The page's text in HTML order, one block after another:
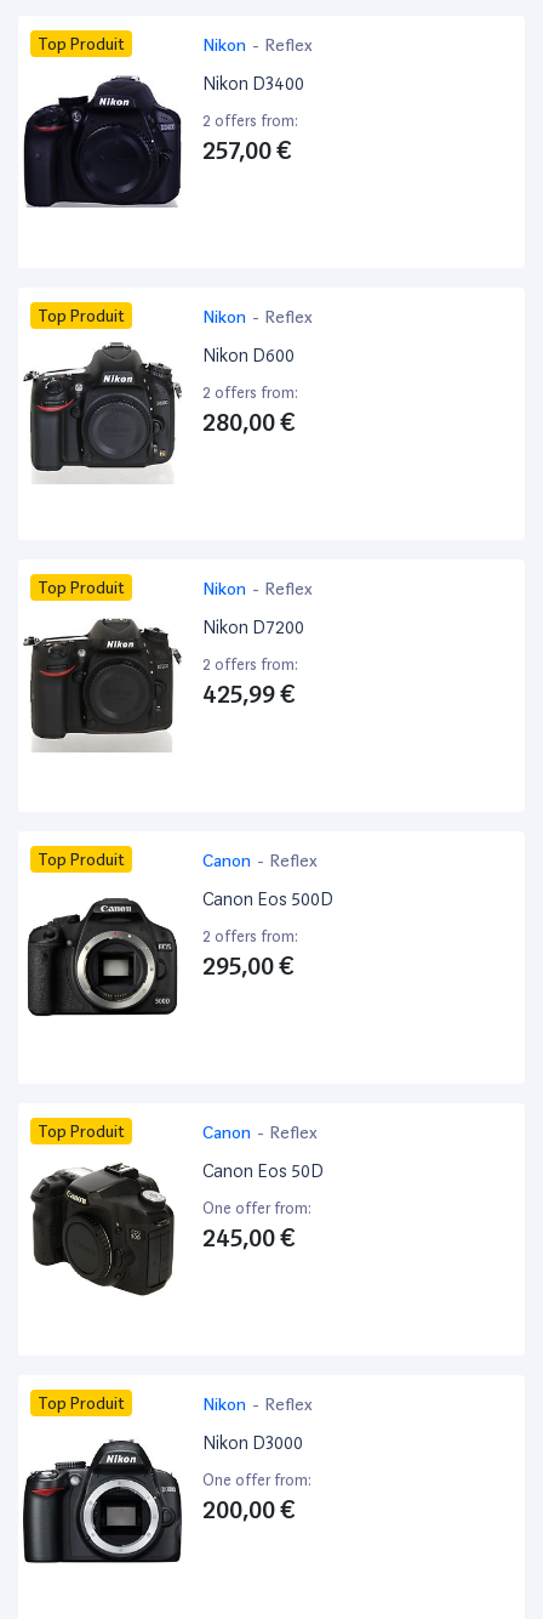
Top Produit Nikon - Reflex
Nikon D3400
2 offers from:
257,00 €
Top Produit Nikon - Reflex
Nikon D600
2 offers from:
280,00 €
Top Produit Nikon - Reflex
Nikon D7200
2 offers from:
425,99 €
Top Produit Canon - Reflex
Canon Eos 500D
2 offers from:
295,00 €
Top Produit Canon - Reflex
Canon Eos 50D
One offer from:
245,00 €
Top Produit Nikon - Reflex
Nikon D3000
One offer from:
200,00 €